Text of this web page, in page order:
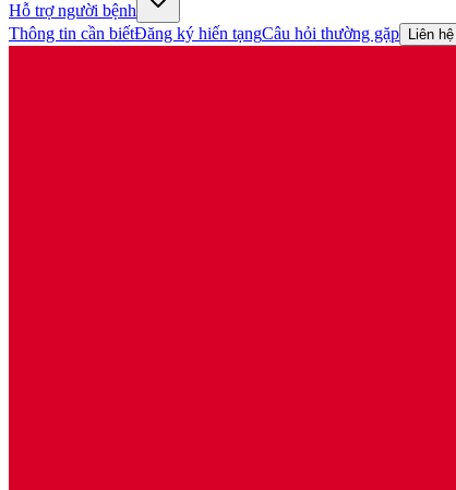
Hỗ trợ người bệnh
Thông tin cần biếtĐăng ký hiến tạngCâu hỏi thường gặp Liên